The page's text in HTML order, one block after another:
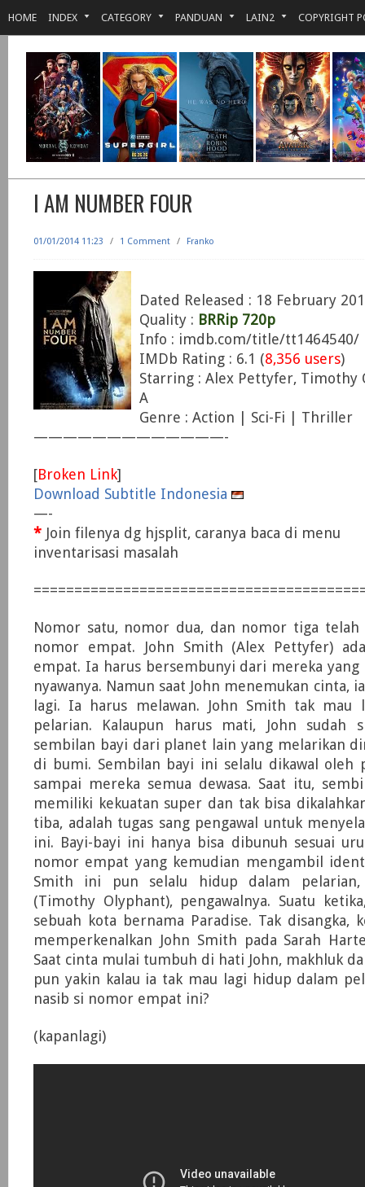
HOME INDEX CATEGORY PANDUAN LAIN2 COPYRIGHT
I AM NUMBER FOUR
01/01/2014 11:23 / 1 Comment / Franko
Dated Released : 18 February
Quality : BRRip 720p
Info : imdb.com/title/tt1464540/
IMDb Rating : 6.1 (8,356 users)
Starring : Alex Pettyfer, Timothy
A
Genre : Action | Sci-Fi | Thriller
—————————————-
[Broken Link]
Download Subtitle Indonesia
—-
* Join filenya dg hjsplit, caranya baca di menu
inventarisasi masalah
Nomor satu, nomor dua, dan nomor tiga
nomor empat. John Smith (Alex Pettyfer)
empat. Ia harus bersembunyi dari mereka yang
nyawanya. Namun saat John menemukan cinta,
lagi. Ia harus melawan. John Smith tak mau
pelarian. Kalaupun harus mati, John sudah
sembilan bayi dari planet lain yang melarikan
di bumi. Sembilan bayi ini selalu dikawal oleh
sampai mereka semua dewasa. Saat itu,
memiliki kekuatan super dan tak bisa
tiba, adalah tugas sang pengawal untuk
ini. Bayi-bayi ini hanya bisa dibunuh sesuai
nomor empat yang kemudian mengambil
Smith ini pun selalu hidup dalam
(Timothy Olyphant), pengawalnya. Suatu
sebuah kota bernama Paradise. Tak disangka,
memperkenalkan John Smith pada Sarah
Saat cinta mulai tumbuh di hati John, makhluk
pun yakin kalau ia tak mau lagi hidup dalam
nasib si nomor empat ini?
(kapanlagi)